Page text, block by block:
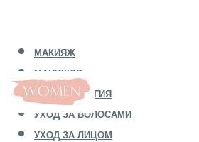
МАКИЯЖ
МАНИКЮР
КОСМЕТОЛОГИЯ
УХОД ЗА ВОЛОСАМИ
УХОД ЗА ЛИЦОМ